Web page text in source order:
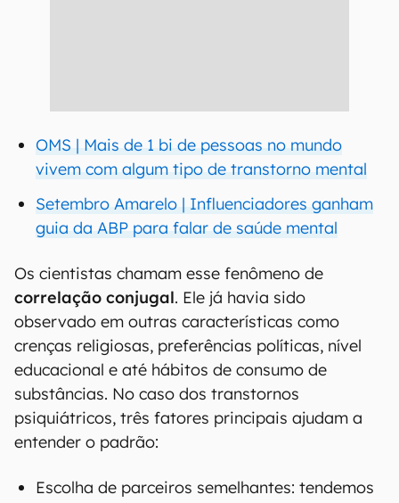
OMS | Mais de 1 bi de pessoas no mundo
vivem com algum tipo de transtorno mental
Setembro Amarelo | Influenciadores ganham
guia da ABP para falar de saúde mental
Os cientistas chamam esse fenômeno de
correlação conjugal. Ele já havia sido
observado em outras características como
crenças religiosas, preferências políticas, nível
educacional e até hábitos de consumo de
substâncias. No caso dos transtornos
psiquiátricos, três fatores principais ajudam a
entender o padrão:
Escolha de parceiros semelhantes: tendemos